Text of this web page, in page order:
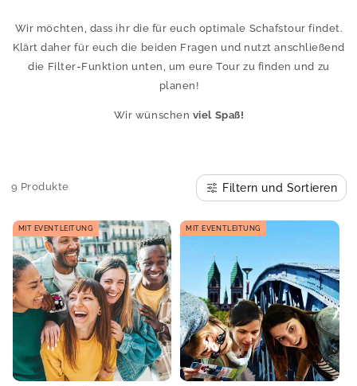
Wir möchten, dass ihr die für euch optimale Schafstour findet.
Klärt daher für euch die beiden Fragen und nutzt anschließend
die Filter-Funktion unten, um eure Tour zu finden und zu
planen!
Wir wünschen viel Spaß!
Filtern und Sortieren
9 Produkte
MIT EVENTLEITUNG MIT EVENTLEITUNG